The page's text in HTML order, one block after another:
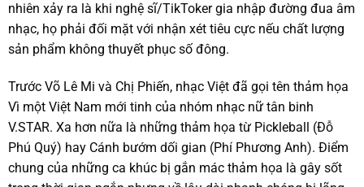
nhiên xảy ra là khi nghệ sĩ/TikToker gia nhập đường đua âm
nhạc, họ phải đối mặt với nhận xét tiêu cực nếu chất lượng
sản phẩm không thuyết phục số đông.
Trước Võ Lê Mi và Chị Phiến, nhạc Việt đã gọi tên thảm họa
Vì một Việt Nam mới tinh của nhóm nhạc nữ tân binh
V.STAR. Xa hơn nữa là những thảm họa từ Pickleball (Đỗ
Phú Quý) hay Cánh bướm dối gian (Phí Phương Anh). Điểm
chung của những ca khúc bị gắn mác thảm họa là gây sốt